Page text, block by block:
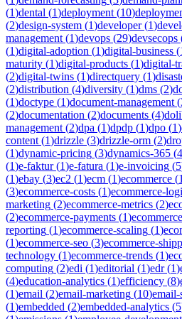
(1)dental (1)deployment (10)
(2)design-system (1)developer(1)
management (1)devops (29)devsecops
(1)digital-adoption (1)digital-business (
maturity (1)digital-products (1)digital-
(2)digital-twins (1)directquery (1)
(2)distribution (4)diversity (1)dms (2)
(1)doctype (1)document-management (
(2)documentation (2)documents (4)
management (2)dpa (1)dpdp (1)dpo (1)
content (1)drizzle (3)drizzle-orm (2)
(1)dynamic-pricing (3)dynamics-365 (4
(1)e-faktur(1)e-fatura (1)e-invoicing (5
(1)ebay (3)ec2 (1)ecm (1)ecommerce (
(3)ecommerce-costs (1)ecommerce-
marketing (2)ecommerce-metrics (2)
(2)ecommerce-payments (1)
reporting (1)ecommerce-scaling (1)
(1)ecommerce-seo (3)ecommerce-
technology (1)ecommerce-trends (1)
computing (2)edi (1)editorial (1)edr(1)
(4)education-analytics (1)efficiency (8)
(1)email (2)email-marketing (10)email-
(1)embedded (2)embedded-analytics (5